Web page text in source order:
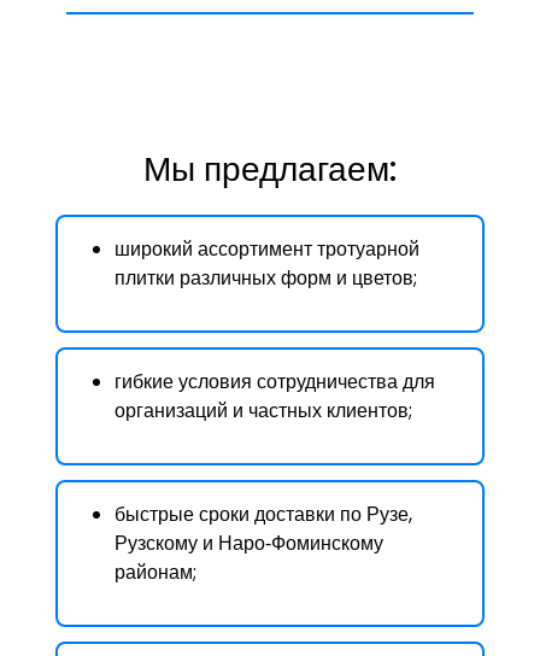
Мы предлагаем:
широкий ассортимент тротуарной
плитки различных форм и цветов;
гибкие условия сотрудничества для
организаций и частных клиентов;
быстрые сроки доставки по Рузе,
Рузскому и Наро‑Фоминскому
районам;